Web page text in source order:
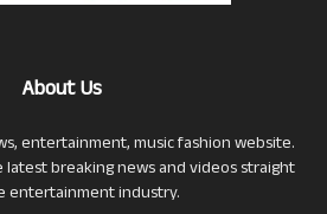
About Us
entertainment, music fashion website.
breaking news and videos straight
entertainment industry.